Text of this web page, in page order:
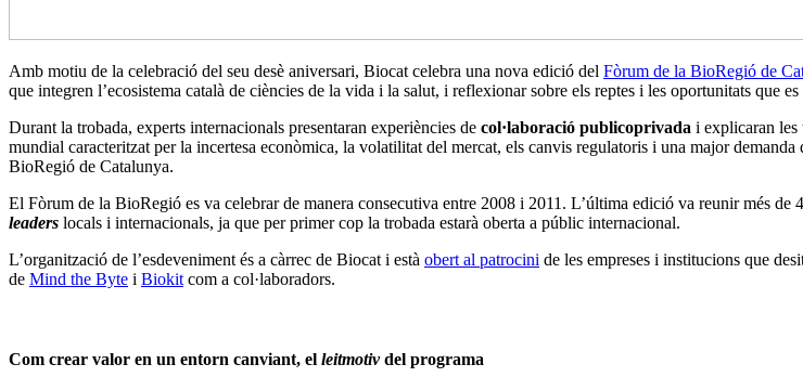
Amb motiu de la celebració del seu desè aniversari, Biocat celebra una nova edició del Fòrum de la BioRegió de
que integren l’ecosistema català de ciències de la vida i la salut, i reflexionar sobre els reptes i les oportunitats que
Durant la trobada, experts internacionals presentaran experiències de col·laboració publicoprivada i explicaran les
mundial caracteritzat per la incertesa econòmica, la volatilitat del mercat, els canvis regulatoris i una major
BioRegió de Catalunya.
El Fòrum de la BioRegió es va celebrar de manera consecutiva entre 2008 i 2011. L’última edició va reunir més de
leaders locals i internacionals, ja que per primer cop la trobada estarà oberta a públic internacional.
L’organització de l’esdeveniment és a càrrec de Biocat i està obert al patrocini de les empreses i institucions que
de Mind the Byte i Biokitcom a col·laboradors.
Com crear valor en un entorn canviant, el leitmotivdel programa